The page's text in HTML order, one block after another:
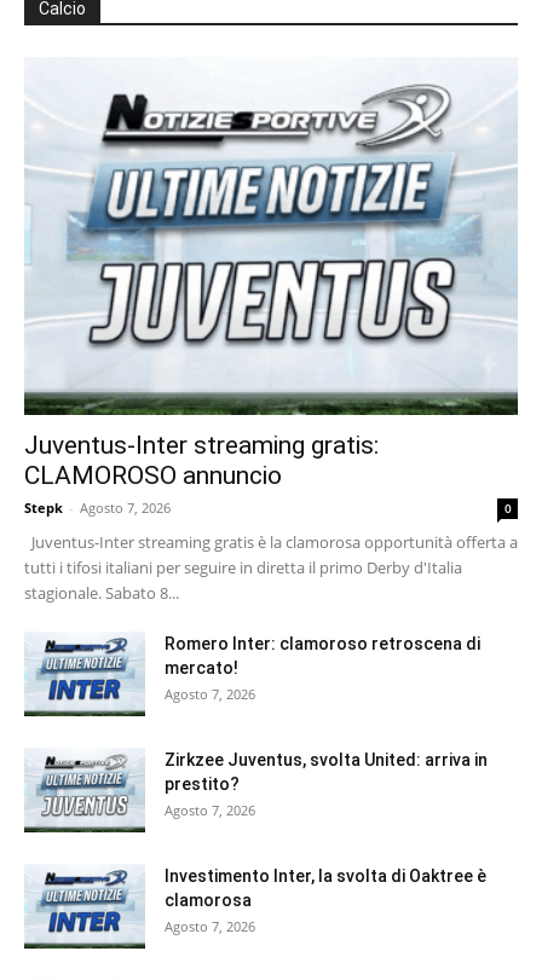
Calcio
Juventus-Inter streaming gratis:
CLAMOROSO annuncio
Stepk - Agosto 7, 2026 0
Juventus-Inter streaming gratis è la clamorosa opportunità offerta a
tutti i tifosi italiani per seguire in diretta il primo Derby d'Italia
stagionale. Sabato 8...
Romero Inter: clamoroso retroscena di
mercato!
Agosto 7, 2026
Zirkzee Juventus, svolta United: arriva in
prestito?
Agosto 7, 2026
Investimento Inter, la svolta di Oaktree è
clamorosa
Agosto 7, 2026